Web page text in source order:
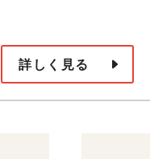
詳しく見る